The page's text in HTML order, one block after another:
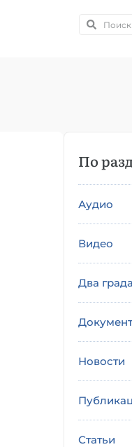
По
Аудио
Видео
Два града
Новости
Статьи